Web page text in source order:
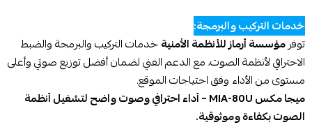
خدمات التركيب والبرمجة:
توفرمؤسسة أرماز للأنظمة الأمنيةخدمات التركيب والبرمجة والضبط
الاحترافي لأنظمة الصوت، مع الدعم الفني لضمان أفضل توزيع صوتي وأعلى
مستوى من الأداء وفق احتياجات الموقع.
ميجا مكس MIA-80U – أداء احترافي وصوت واضح لتشغيل أنظمة
الصوت بكفاءة وموثوقية.